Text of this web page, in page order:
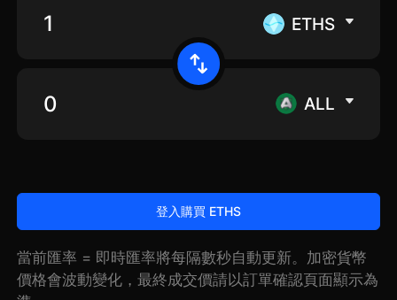
ETHS
ALL
登入購買 ETHS
當前匯率 = 即時匯率將每隔數秒自動更新。加密貨幣
價格會波動變化，最終成交價請以訂單確認頁面顯示為